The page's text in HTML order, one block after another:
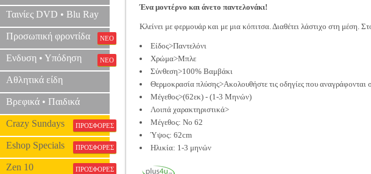
Ταινίες DVD • Blu Ray
Προσωπική φροντίδα ΝΕΟ
Ενδυση • Υπόδηση ΝΕΟ
Αθλητικά είδη
Βρεφικά • Παιδικά
Crazy Sundays ΠΡΟΣΦΟΡΕΣ
Eshop Specials ΠΡΟΣΦΟΡΕΣ
Zen 10 ΠΡΟΣΦΟΡΕΣ
Ένα μοντέρνο και άνετο παντελονάκι!
Κλείνει με φερμουάρ και με μια κόπιτσα. Διαθέτει λάστιχο στη
Είδος>Παντελόνι
Χρώμα>Μπλε
Σύνθεση>100% Βαμβάκι
Θερμοκρασία πλύσης>Ακολουθήστε τις οδηγίες που αναγράφονται
Μέγεθος>(62εκ) - (1-3 Μηνών)
Λοιπά χαρακτηριστικά>
Μέγεθος: No 62
Ύψος: 62cm
Ηλικία: 1-3 μηνών